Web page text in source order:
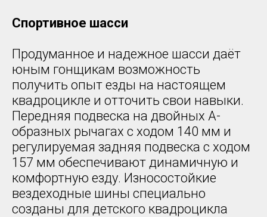
Спортивное шасси
Продуманное и надежное шасси даёт
юным гонщикам возможность
получить опыт езды на настоящем
квадроцикле и отточить свои навыки.
Передняя подвеска на двойных А-
образных рычагах с ходом 140 мм и
регулируемая задняя подвеска с ходом
157 мм обеспечивают динамичную и
комфортную езду. Износостойкие
вездеходные шины специально
созданы для детского квадроцикла